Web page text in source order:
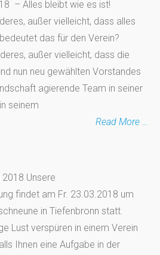
– Alles bleibt wie es ist!
außer vielleicht, dass alles
das für den Verein?
außer vielleicht, dass die
nun neu gewählten Vorstandes
agierende Team in seiner
seinem
Read More …
Unsere
findet am Fr. 23.03.2018 um
in Tiefenbronn statt.
Lust verspüren in einem Verein
Ihnen eine Aufgabe in der